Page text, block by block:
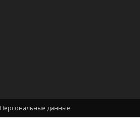
Персональные данные